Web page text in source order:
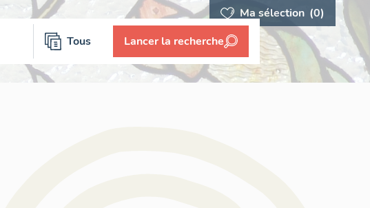
Ma sélection (0)
Tous Lancer la recherche